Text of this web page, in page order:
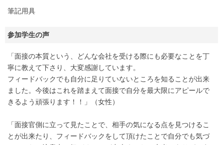
筆記用具
参加学生の声
「面接の本質という、どんな会社を受ける際にも必要なことを丁
寧に教えて下さり、大変感謝しています。
フィードバックでも自分に足りていないところを知ることが出来
ました。今後はこれを踏まえて面接で自分を最大限にアピールで
きるよう頑張ります！！」（女性）
「面接官側に立って見たことで、相手の気になる点を見つけるこ
とが出来たり、フィードバックをして頂けたことで自分でも気づ